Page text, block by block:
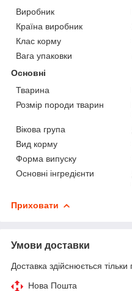
Виробник
Країна виробник
Клас корму
Вага упаковки
Основні
Тварина
Розмір породи тварин
Вікова група
Вид корму
Форма випуску
Основні інгредієнти
Приховати
Умови доставки
Доставка здійснюється тільки
Нова Пошта